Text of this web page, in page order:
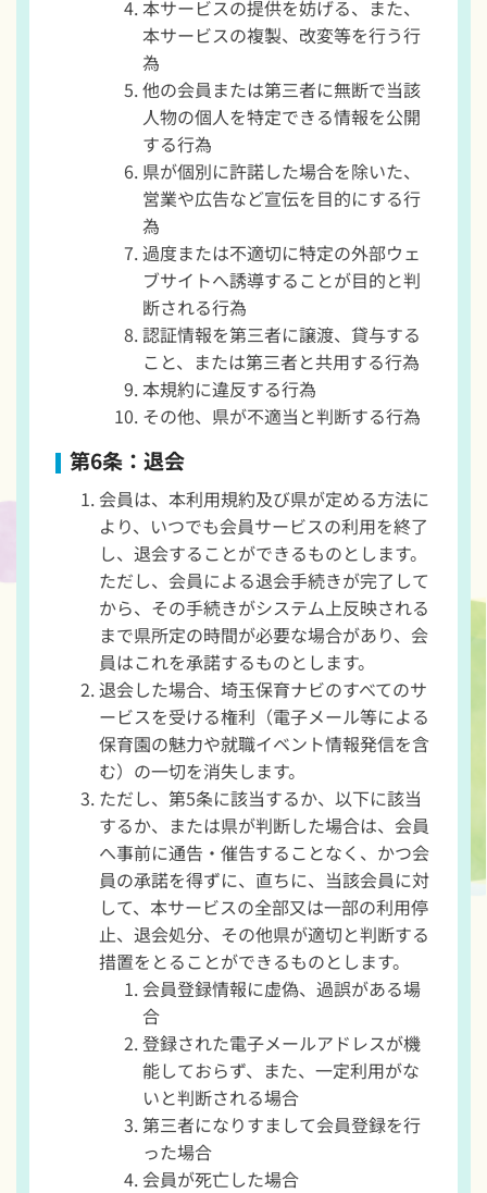
本サービスの提供を妨げる、また、
本サービスの複製、改変等を行う行
為
他の会員または第三者に無断で当該
人物の個人を特定できる情報を公開
する行為
県が個別に許諾した場合を除いた、
営業や広告など宣伝を目的にする行
為
過度または不適切に特定の外部ウェ
ブサイトへ誘導することが目的と判
断される行為
認証情報を第三者に譲渡、貸与する
こと、または第三者と共用する行為
本規約に違反する行為
その他、県が不適当と判断する行為
第6条：退会
会員は、本利用規約及び県が定める方法に
より、いつでも会員サービスの利用を終了
し、退会することができるものとします。
ただし、会員による退会手続きが完了して
から、その手続きがシステム上反映される
まで県所定の時間が必要な場合があり、会
員はこれを承諾するものとします。
退会した場合、埼玉保育ナビのすべてのサ
ービスを受ける権利（電子メール等による
保育園の魅力や就職イベント情報発信を含
む）の一切を消失します。
ただし、第5条に該当するか、以下に該当
するか、または県が判断した場合は、会員
へ事前に通告・催告することなく、かつ会
員の承諾を得ずに、直ちに、当該会員に対
して、本サービスの全部又は一部の利用停
止、退会処分、その他県が適切と判断する
措置をとることができるものとします。
会員登録情報に虚偽、過誤がある場
合
登録された電子メールアドレスが機
能しておらず、また、一定利用がな
いと判断される場合
第三者になりすまして会員登録を行
った場合
会員が死亡した場合